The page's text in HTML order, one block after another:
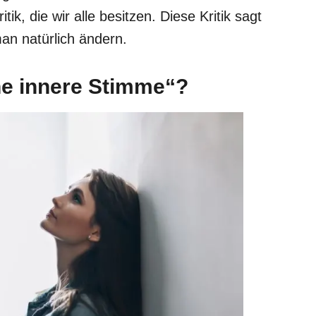
die wir alle besitzen. Diese Kritik sagt
natürlich ändern.
innere Stimme“?